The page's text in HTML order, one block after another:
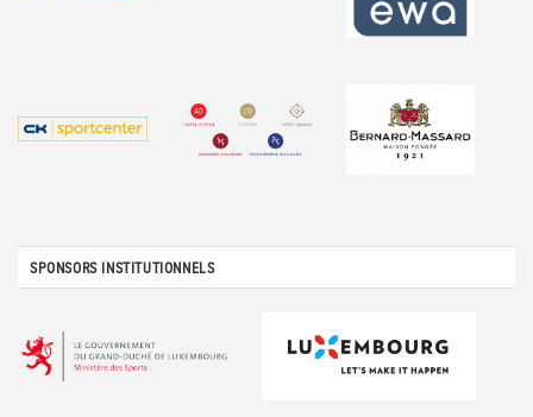
SPONSORS INSTITUTIONNELS